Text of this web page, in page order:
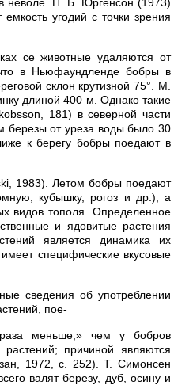
угодий с точки зрения
се животные удаляются от
в Ньюфаундленде бобры в
склон крутизной 75°. М.
длиной 400 м. Однако такие
181) в северной части
березы от уреза воды было 30
к берегу бобры поедают в
1983). Летом бобры поедают
кубышку, рогоз и др.), а
видов тополя. Определенное
и ядовитые растения
является динамика их
специфические вкусовые
сведения об употреблении
пое-
меньше,» чем у бобров
причиной являются
1972, с. 252). Т. Симонсен
валят березу, дуб, осину и